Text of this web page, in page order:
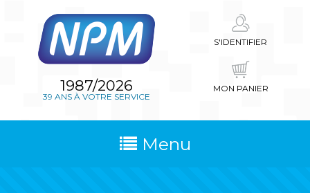
1987/2026
39 ANS À VOTRE SERVICE
S'IDENTIFIER
MON PANIER
Menu